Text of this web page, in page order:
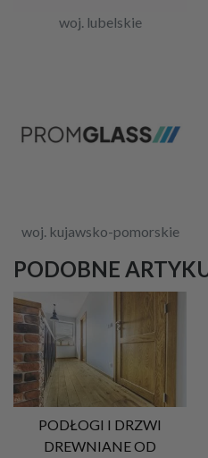
woj. lubelskie
woj. kujawsko-pomorskie
PODOBNE
PODŁOGI I DRZWI
DREWNIANE OD